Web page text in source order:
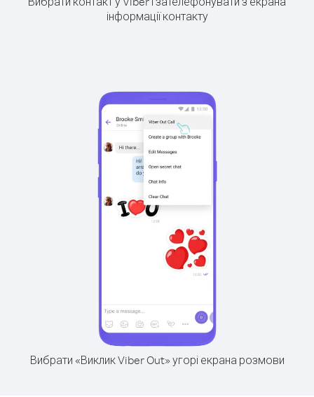
інформації контакту
Вибрати «Виклик Viber Out» угорі екрана розмови